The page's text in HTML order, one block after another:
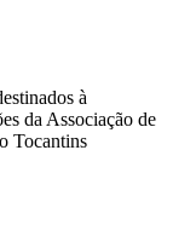
à
da Associação de
Tocantins